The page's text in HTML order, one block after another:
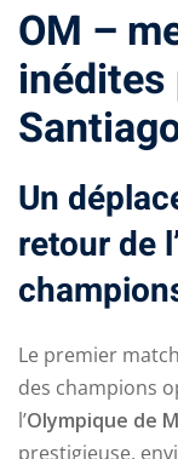
OM –
inédites
Un
retour de
Le premier
des champions
l’Olympique de
prestigieuse,